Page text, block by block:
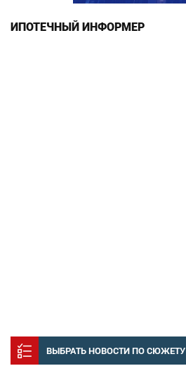
ИПОТЕЧНЫЙ ИНФОРМЕР
ВЫБРАТЬ НОВОСТИ ПО СЮЖЕТУ